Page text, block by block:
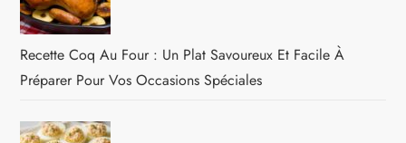
Recette Coq Au Four : Un Plat Savoureux Et Facile À
Préparer Pour Vos Occasions Spéciales